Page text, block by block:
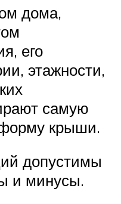
дома,
его
этажности,
самую
крыши.
допустимы
и минусы.